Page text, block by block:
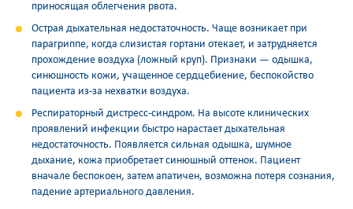
приносящая облегчения рвота.
Острая дыхательная недостаточность. Чаще возникает при
парагриппе, когда слизистая гортани отекает, и затрудняется
прохождение воздуха (ложный круп). Признаки — одышка,
синюшность кожи, учащенное сердцебиение, беспокойство
пациента из-за нехватки воздуха.
Респираторный дистресс-синдром. На высоте клинических
проявлений инфекции быстро нарастает дыхательная
недостаточность. Появляется сильная одышка, шумное
дыхание, кожа приобретает синюшный оттенок. Пациент
вначале беспокоен, затем апатичен, возможна потеря сознания,
падение артериального давления.